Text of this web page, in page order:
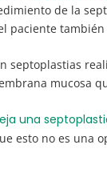
de la
paciente
septoplastias
mucosa
una
esto no es una